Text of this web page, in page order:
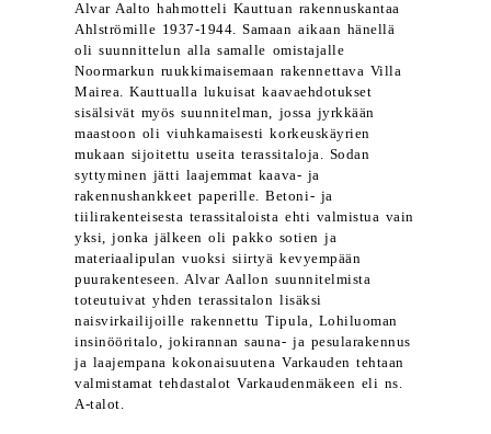
Alvar Aalto hahmotteli Kauttuan rakennuskantaa
Ahlströmille 1937-1944. Samaan aikaan hänellä
oli suunnittelun alla samalle omistajalle
Noormarkun ruukkimaisemaan rakennettava Villa
Mairea. Kauttualla lukuisat kaavaehdotukset
sisälsivät myös suunnitelman, jossa jyrkkään
maastoon oli viuhkamaisesti korkeuskäyrien
mukaan sijoitettu useita terassitaloja. Sodan
syttyminen jätti laajemmat kaava- ja
rakennushankkeet paperille. Betoni- ja
tiilirakenteisesta terassitaloista ehti valmistua vain
yksi, jonka jälkeen oli pakko sotien ja
materiaalipulan vuoksi siirtyä kevyempään
puurakenteseen. Alvar Aallon suunnitelmista
toteutuivat yhden terassitalon lisäksi
naisvirkailijoille rakennettu Tipula, Lohiluoman
insinööritalo, jokirannan sauna- ja pesularakennus
ja laajempana kokonaisuutena Varkauden tehtaan
valmistamat tehdastalot Varkaudenmäkeen eli ns.
A-talot.